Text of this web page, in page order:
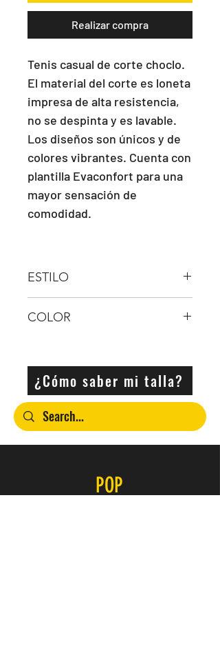
Realizar compra
Tenis casual de corte choclo.
El material del corte es loneta
impresa de alta resistencia,
no se despinta y es lavable.
Los diseños son únicos y de
colores vibrantes. Cuenta con
plantilla Evaconfort para una
mayor sensación de
comodidad.
ESTILO
COLOR
¿Cómo saber mi talla?
POP